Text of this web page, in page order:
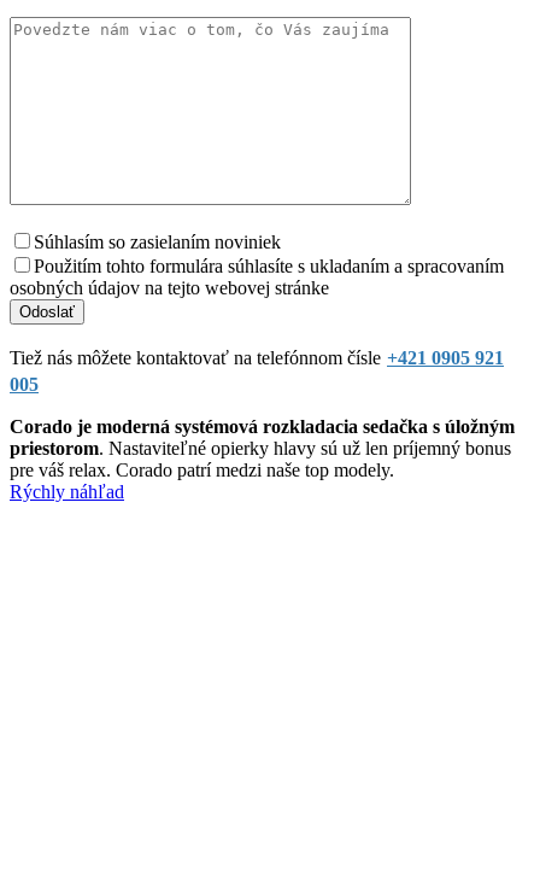
Súhlasím so zasielaním noviniek
Použitím tohto formulára súhlasíte s ukladaním a spracovaním
osobných údajov na tejto webovej stránke
Tiež nás môžete kontaktovať na telefónnom čísle +421 0905 921
005
Corado je moderná systémová rozkladacia sedačka s úložným
priestorom. Nastaviteľné opierky hlavy sú už len príjemný bonus
pre váš relax. Corado patrí medzi naše top modely.
Rýchly náhľad